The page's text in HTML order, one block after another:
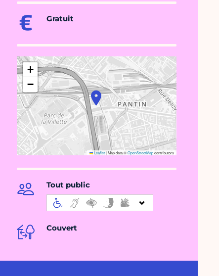
Gratuit
+
−
Leaflet|Map data ©OpenStreetMapcontributors
Tout public
Couvert